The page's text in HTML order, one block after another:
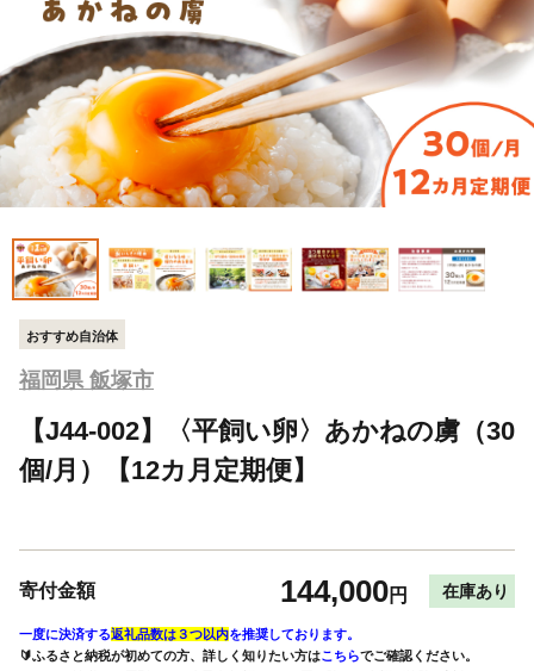
おすすめ自治体
福岡県 飯塚市
【J44-002】〈平飼い卵〉あかねの虜（30
個/月）【12カ月定期便】
寄付金額 144,000円 在庫あり
一度に決済する返礼品数は３つ以内を推奨しております。
🔰ふるさと納税が初めての方、詳しく知りたい方はこちらでご確認ください。